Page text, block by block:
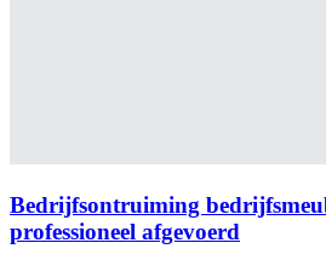
Bedrijfsontruiming
professioneel afgevoerd